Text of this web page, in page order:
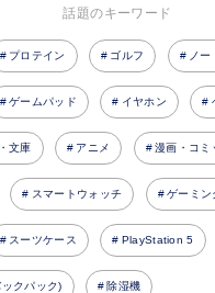
話題のキーワード
プロテイン ゴルフ ノー
ゲームパッド イヤホン
文庫 アニメ 漫画・コミ
スマートウォッチ ゲーミン
スーツケース PlayStation 5
クパック) 除湿機